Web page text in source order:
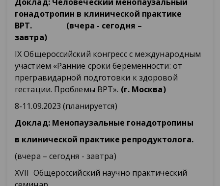
гонадотропин в клинической практике
ВРТ.
(вчера - сегодня –
завтра)
IX Общероссийский конгресс с международным
участием «Ранние сроки беременности: от
прегравидарной подготовки к здоровой
гестации. Проблемы ВРТ». (г. Москва)
8-11.09.2023 (планируется)
Доклад: Менопаузальные гонадотропины
в клинической практике репродуктолога.
(вчера – сегодня - завтра)
XVII Общероссийский научно практический